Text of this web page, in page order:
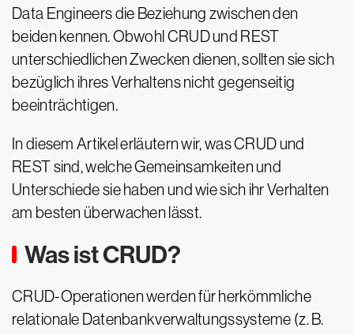
Data Engineers die Beziehung zwischen den
beiden kennen. Obwohl CRUD und REST
unterschiedlichen Zwecken dienen, sollten sie sich
bezüglich ihres Verhaltens nicht gegenseitig
beeinträchtigen.
In diesem Artikel erläutern wir, was CRUD und
REST sind, welche Gemeinsamkeiten und
Unterschiede sie haben und wie sich ihr Verhalten
am besten überwachen lässt.
Was ist CRUD?
CRUD-Operationen werden für herkömmliche
relationale Datenbankverwaltungssysteme (z. B.